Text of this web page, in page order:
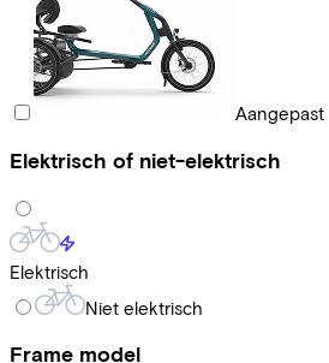
Aangepast
Elektrisch of niet-elektrisch
Elektrisch
Niet elektrisch
Frame model